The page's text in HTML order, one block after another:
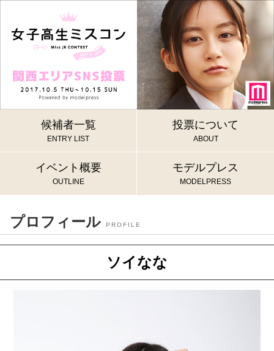
候補者一覧
ENTRY LIST
投票について
ABOUT
イベント概要
OUTLINE
モデルプレス
MODELPRESS
プロフィール PROFILE
ソイなな